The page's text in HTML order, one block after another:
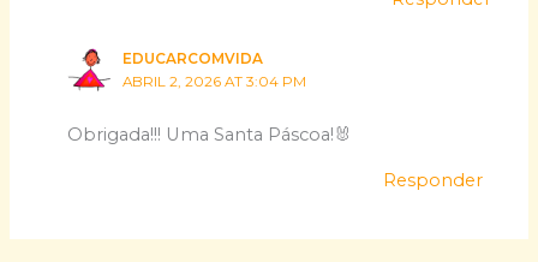
EDUCARCOMVIDA
ABRIL 2, 2026 AT 3:04 PM
Obrigada!!! Uma Santa Páscoa!🐰
Responder